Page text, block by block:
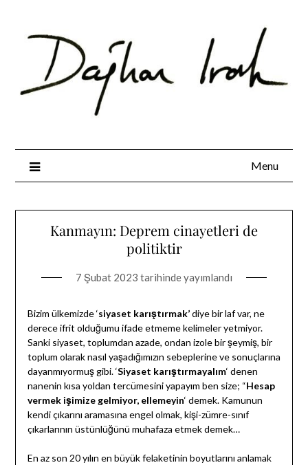
content
Menu
Kanmayın: Deprem cinayetleri de
politiktir
7 Şubat 2023 tarihinde yayımlandı
Bizim ülkemizde ‘siyaset karıştırmak’diye bir laf var, ne
derece ifrit olduğumu ifade etmeme kelimeler yetmiyor.
Sanki siyaset, toplumdan azade, ondan izole bir şeymiş, bir
toplum olarak nasıl yaşadığımızın sebeplerine ve sonuçlarına
dayanmıyormuş gibi. ‘Siyaset karıştırmayalım‘ denen
nanenin kısa yoldan tercümesini yapayım ben size; “Hesap
vermek işimize gelmiyor, ellemeyin‘ demek. Kamunun
kendi çıkarını aramasına engel olmak, kişi-zümre-sınıf
çıkarlarının üstünlüğünü muhafaza etmek demek…
En az son 20 yılın en büyük felaketinin boyutlarını anlamak